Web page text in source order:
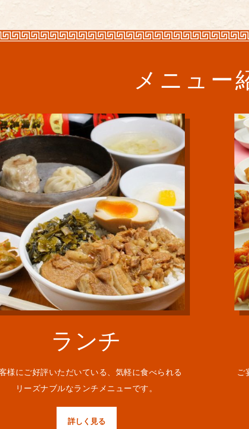
メニュー
ランチ
様にご好評いただいている、気軽に食べられる
リーズナブルなランチメニューです。
詳しく見る
ご